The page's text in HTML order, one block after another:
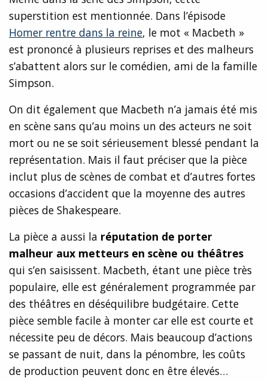
superstition est mentionnée. Dans l’épisode
Homer rentre dans la reine, le mot « Macbeth »
est prononcé à plusieurs reprises et des malheurs
s’abattent alors sur le comédien, ami de la famille
Simpson.
On dit également que Macbeth n’a jamais été mis
en scène sans qu’au moins un des acteurs ne soit
mort ou ne se soit sérieusement blessé pendant la
représentation. Mais il faut préciser que la pièce
inclut plus de scènes de combat et d’autres fortes
occasions d’accident que la moyenne des autres
pièces de Shakespeare.
La pièce a aussi la réputation de porter
malheur aux metteurs en scène ou théâtres
qui s’en saisissent. Macbeth, étant une pièce très
populaire, elle est généralement programmée par
des théâtres en déséquilibre budgétaire. Cette
pièce semble facile à monter car elle est courte et
nécessite peu de décors. Mais beaucoup d’actions
se passant de nuit, dans la pénombre, les coûts
de production peuvent donc en être élevés…